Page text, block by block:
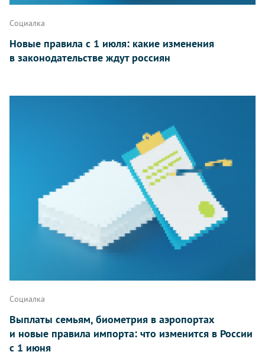
Социалка
Новые правила с 1 июля: какие изменения
в законодательстве ждут россиян
Социалка
Выплаты семьям, биометрия в аэропортах
и новые правила импорта: что изменится в России
с 1 июня